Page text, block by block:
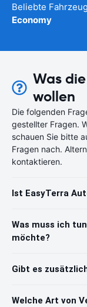
Beliebte
Economy
Was
wollen
Die folgenden
gestellter Fragen.
schauen Sie bitte
Fragen nach.
kontaktieren.
Ist EasyTerra
Was muss ich
möchte?
Gibt es
Welche Art von